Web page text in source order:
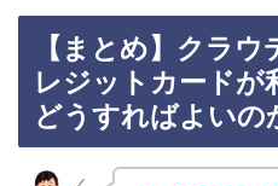
【まとめ】クラ
レジットカードが
どうすればよいの